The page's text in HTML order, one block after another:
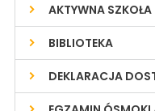
AKTYWNA SZKOŁA
BIBLIOTEKA
DEKLARACJA